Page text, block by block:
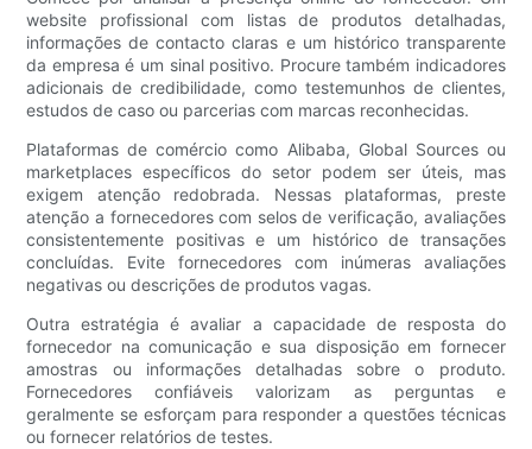
website profissional com listas de produtos detalhadas,
informações de contacto claras e um histórico transparente
da empresa é um sinal positivo. Procure também indicadores
adicionais de credibilidade, como testemunhos de clientes,
estudos de caso ou parcerias com marcas reconhecidas.
Plataformas de comércio como Alibaba, Global Sources ou
marketplaces específicos do setor podem ser úteis, mas
exigem atenção redobrada. Nessas plataformas, preste
atenção a fornecedores com selos de verificação, avaliações
consistentemente positivas e um histórico de transações
concluídas. Evite fornecedores com inúmeras avaliações
negativas ou descrições de produtos vagas.
Outra estratégia é avaliar a capacidade de resposta do
fornecedor na comunicação e sua disposição em fornecer
amostras ou informações detalhadas sobre o produto.
Fornecedores confiáveis ​​valorizam as perguntas e
geralmente se esforçam para responder a questões técnicas
ou fornecer relatórios de testes.